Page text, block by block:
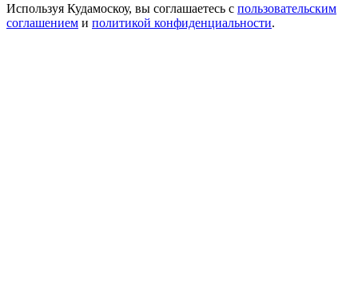
Используя Кудамоскоу, вы соглашаетесь с пользовательским
соглашением и политикой конфиденциальности.